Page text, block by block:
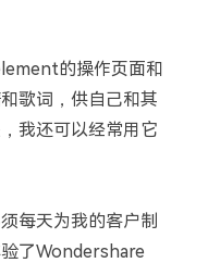
的操作页面和
歌词，供自己和其
我还可以经常用它
每天为我的客户制
了Wondershare